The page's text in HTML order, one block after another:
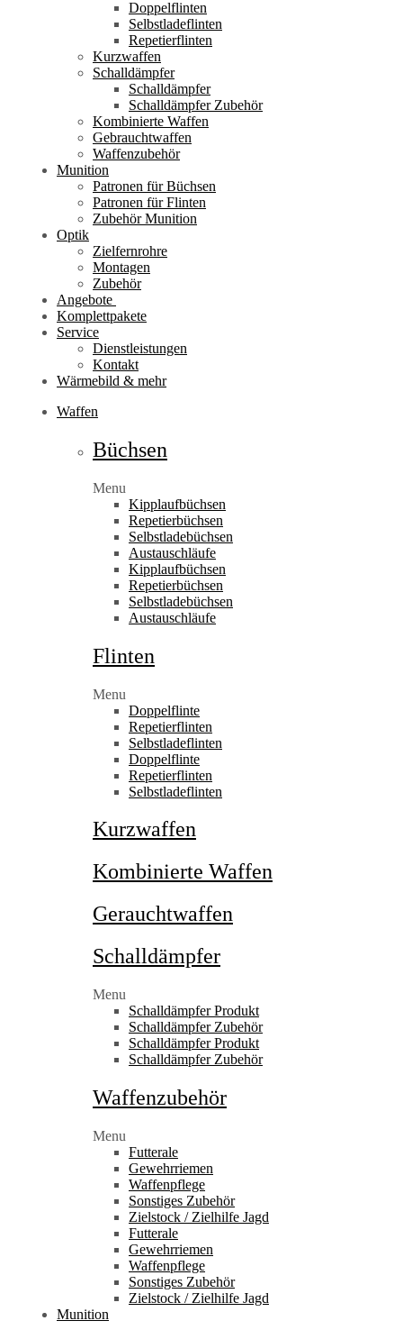
Doppelflinten
Selbstladeflinten
Repetierflinten
Kurzwaffen
Schalldämpfer
Schalldämpfer
Schalldämpfer Zubehör
Kombinierte Waffen
Gebrauchtwaffen
Waffenzubehör
Munition
Patronen für Büchsen
Patronen für Flinten
Zubehör Munition
Optik
Zielfernrohre
Montagen
Zubehör
Angebote
Komplettpakete
Service
Dienstleistungen
Kontakt
Wärmebild & mehr
Waffen
Büchsen
Menu
Kipplaufbüchsen
Repetierbüchsen
Selbstladebüchsen
Austauschläufe
Kipplaufbüchsen
Repetierbüchsen
Selbstladebüchsen
Austauschläufe
Flinten
Menu
Doppelflinte
Repetierflinten
Selbstladeflinten
Doppelflinte
Repetierflinten
Selbstladeflinten
Kurzwaffen
Kombinierte Waffen
Gerauchtwaffen
Schalldämpfer
Menu
Schalldämpfer Produkt
Schalldämpfer Zubehör
Schalldämpfer Produkt
Schalldämpfer Zubehör
Waffenzubehör
Menu
Futterale
Gewehrriemen
Waffenpflege
Sonstiges Zubehör
Zielstock / Zielhilfe Jagd
Futterale
Gewehrriemen
Waffenpflege
Sonstiges Zubehör
Zielstock / Zielhilfe Jagd
Munition